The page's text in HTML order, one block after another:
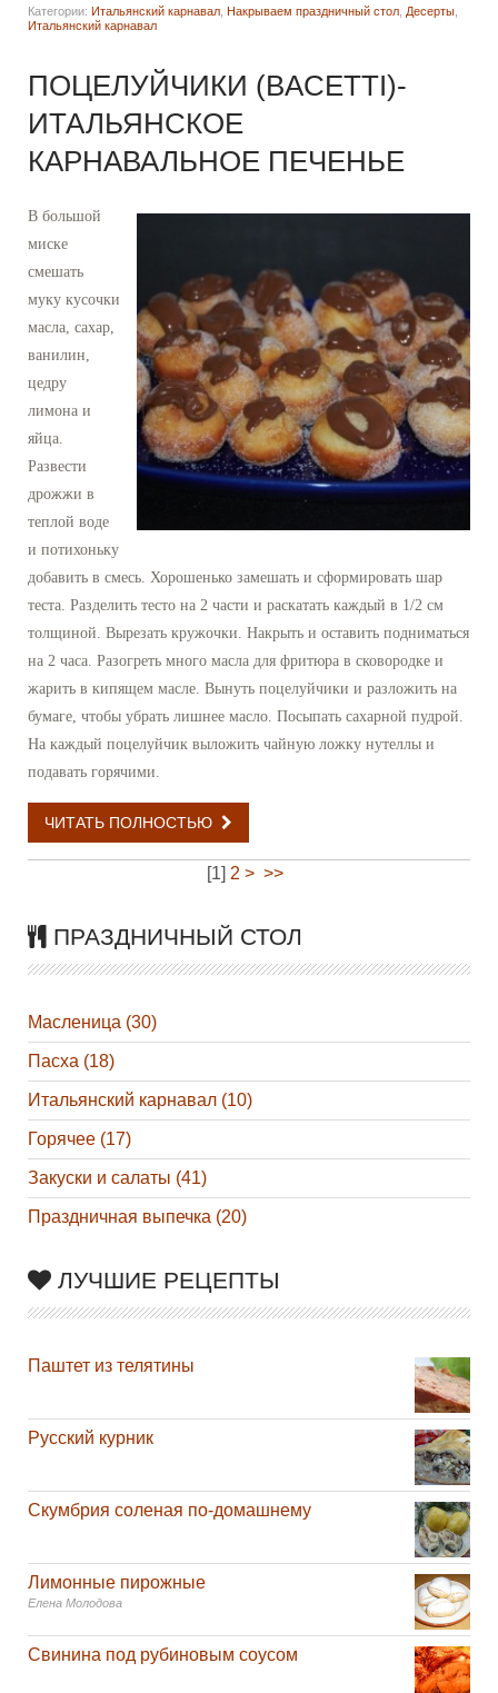
Категории: Итальянский карнавал Накрываем праздничный стол Десерты
Итальянский карнавал
ПОЦЕЛУЙЧИКИ (BACETTI)-
ИТАЛЬЯНСКОЕ
КАРНАВАЛЬНОЕ ПЕЧЕНЬЕ
В большой
миске
смешать
муку кусочки
масла, сахар,
ванилин,
цедру
лимона и
яйца.
Развести
дрожжи в
теплой воде
и потихоньку
добавить в смесь. Хорошенько замешать и сформировать шар
теста. Разделить тесто на 2 части и раскатать каждый в 1/2 см
толщиной. Вырезать кружочки. Накрыть и оставить подниматься
на 2 часа. Разогреть много масла для фритюра в сковородке и
жарить в кипящем масле. Вынуть поцелуйчики и разложить на
бумаге, чтобы убрать лишнее масло. Посыпать сахарной пудрой.
На каждый поцелуйчик выложить чайную ложку нутеллы и
подавать горячими.
ЧИТАТЬ ПОЛНОСТЬЮ
[1] 2 > >>
ПРАЗДНИЧНЫЙ СТОЛ
Масленица (30)
Пасха (18)
Итальянский карнавал (10)
Горячее (17)
Закуски и салаты (41)
Праздничная выпечка (20)
ЛУЧШИЕ РЕЦЕПТЫ
Паштет из телятины
Русский курник
Скумбрия соленая по-домашнему
Лимонные пирожные
Елена Молодова
Свинина под рубиновым соусом